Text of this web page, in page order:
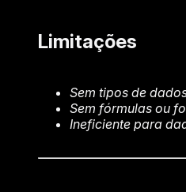
Limitações
Sem tipos de
Sem fórmulas ou
Ineficiente para